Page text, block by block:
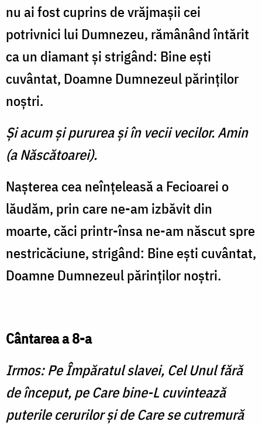
nu ai fost cuprins de vrăjmaşii cei
potrivnici lui Dumnezeu, rămânând întărit
ca un diamant şi strigând: Bine eşti
cuvântat, Doamne Dumnezeul părinţilor
noştri.
Şi acum şi pururea şi în vecii vecilor. Amin
(a Născătoarei).
Naşterea cea neînţeleasă a Fecioarei o
lăudăm, prin care ne-am izbăvit din
moarte, căci printr-însa ne-am născut spre
nestricăciune, strigând: Bine eşti cuvântat,
Doamne Dumnezeul părinţilor noştri.
Cântarea a 8-a
Irmos: Pe Împăratul slavei, Cel Unul fără
de început, pe Care bine-L cuvintează
puterile cerurilor şi de Care se cutremură